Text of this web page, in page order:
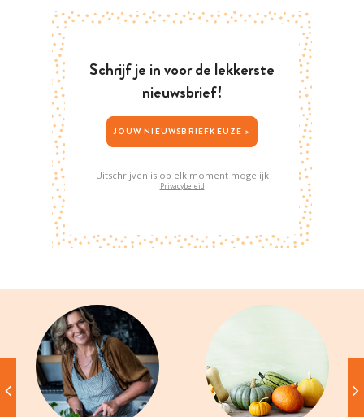
Schrijf je in voor de lekkerste
nieuwsbrief!
JOUW NIEUWSBRIEFKEUZE >
Uitschrijven is op elk moment mogelijk
Privacybeleid